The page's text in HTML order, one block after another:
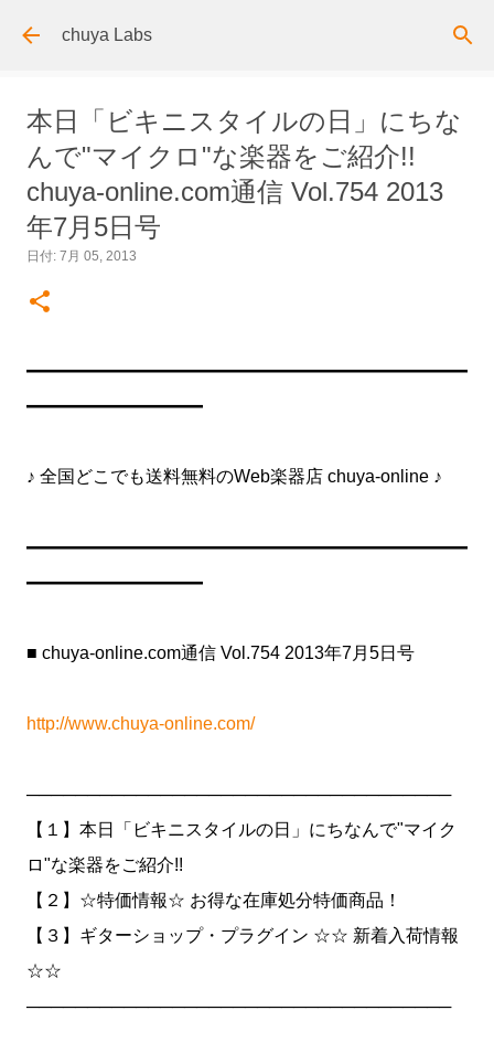
スキップしてメイン コンテンツに移動
chuya Labs
本日「ビキニスタイルの日」にちな
んで"マイクロ"な楽器をご紹介!!
chuya-online.com通信 Vol.754 2013
年7月5日号
日付: 7月 05, 2013
━━━━━━━━━━━━━━━━━━━━━━━━━
━━━━━━━━━━
♪ 全国どこでも送料無料のWeb楽器店 chuya-online ♪
━━━━━━━━━━━━━━━━━━━━━━━━━
━━━━━━━━━━
■ chuya-online.com通信 Vol.754 2013年7月5日号
http://www.chuya-online.com/
───────────────────────────────────
【１】本日「ビキニスタイルの日」にちなんで"マイク
ロ"な楽器をご紹介!!
【２】☆特価情報☆ お得な在庫処分特価商品！
【３】ギターショップ・プラグイン ☆☆ 新着入荷情報
☆☆
───────────────────────────────────